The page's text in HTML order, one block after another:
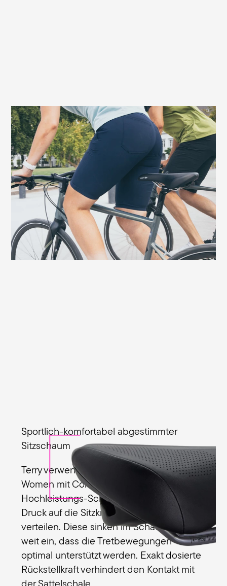
Verhindert Sitzdruck und Taubheitsgefühle
Bei Frauen kann es im Genitalbereich
durch Druck des Sattels zu schmerzhaften
Beschwerden kommen. Der speziell der
weiblichen Anatomie angepasste
Entlastungskanal des Terry Figura GTC Gel
Women verhindert diese typischen
Sitzprobleme.
Sportlich-komfortabel abgestimmter
Sitzschaum
Terry verwendet im Figura GTC Gel
Women mit Comfort Foam ein spezielles
Hochleistungs-Schaumpolster, um den
Druck auf die Sitzknochen gleichmäßig zu
verteilen. Diese sinken im Schaum nur so
weit ein, dass die Tretbewegungen
optimal unterstützt werden. Exakt dosierte
Rückstellkraft verhindert den Kontakt mit